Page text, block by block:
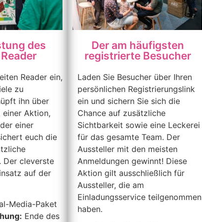
des
Reader ein,
zu
ihn über
einer Aktion,
einer
euch die
Der cleverste
auf der
Media-Paket
Ende des
Der am häufigsten
registrierte Besucher
Laden Sie Besucher über Ihren
persönlichen Registrierungslink
ein und sichern Sie sich die
Chance auf zusätzliche
Sichtbarkeit sowie eine Leckerei
für das gesamte Team. Der
Aussteller mit den meisten
Anmeldungen gewinnt! Diese
Aktion gilt ausschließlich für
Aussteller, die am
Einladungsservice teilgenommen
haben.